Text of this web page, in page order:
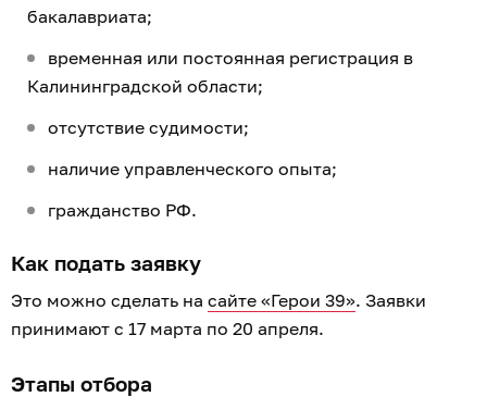
бакалавриата;
временная или постоянная регистрация в
Калининградской области;
отсутствие судимости;
наличие управленческого опыта;
гражданство РФ.
Как подать заявку
Это можно сделать на сайте «Герои 39». Заявки
принимают с 17 марта по 20 апреля.
Этапы отбора